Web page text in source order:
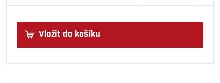
Vložit do košíku